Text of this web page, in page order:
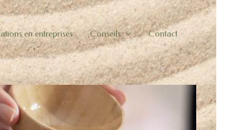
en entreprises Conseils Contact